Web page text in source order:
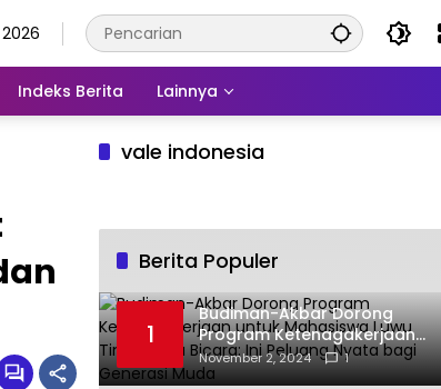
Indeks Berita Lainnya
vale indonesia
Berita Populer
1
Budiman-Akbar Dorong
Program Ketenagakerjaan
untuk Mahasiswa Luwu Timur,
Juru Bicara: Ini Peluang Nyata
November 2, 2024 1